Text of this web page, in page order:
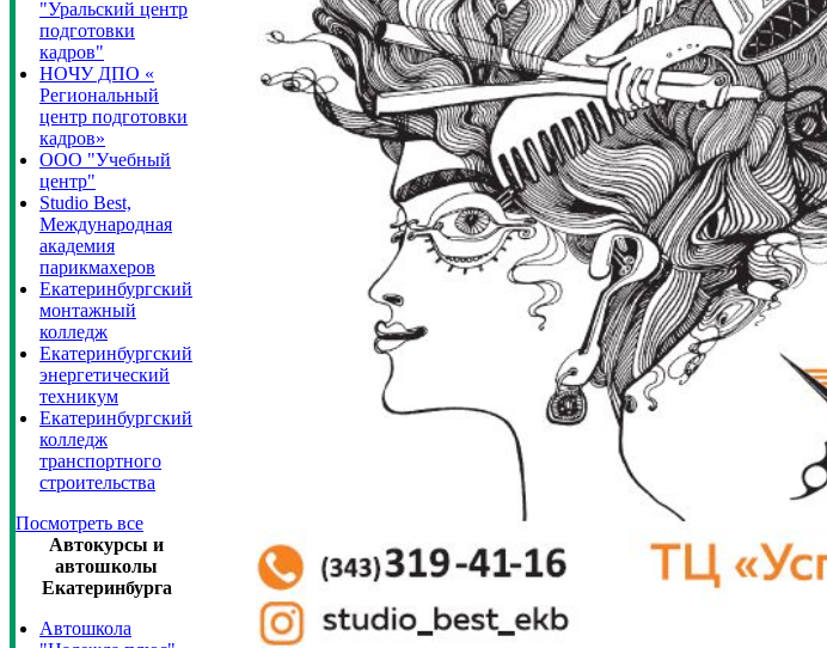
"Уральский центр
подготовки
кадров"
НОЧУ ДПО «
Региональный
центр подготовки
кадров»
ООО "Учебный
центр"
Studio Best,
Международная
академия
парикмахеров
Екатеринбургский
монтажный
колледж
Екатеринбургский
энергетический
техникум
Екатеринбургский
колледж
транспортного
строительства
Посмотреть все
Автокурсы и
автошколы
Екатеринбурга
Автошкола